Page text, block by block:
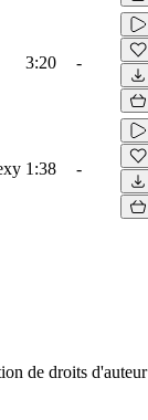
3:20 -
1:38 -
de droits d'auteur